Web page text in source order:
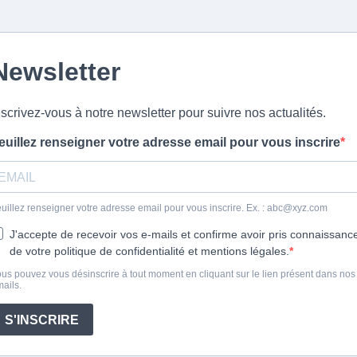
vous à notre newsletter pour suivre nos actualités.
renseigner votre adresse email pour vous inscrire
renseigner votre adresse email pour vous inscrire. Ex. : abc@xyz.com
J'accepte de recevoir vos e-mails et confirme avoir pris
de votre politique de confidentialité et mentions légales.
pouvez vous désinscrire à tout moment en cliquant sur le lien présent dans nos
S'INSCRIRE